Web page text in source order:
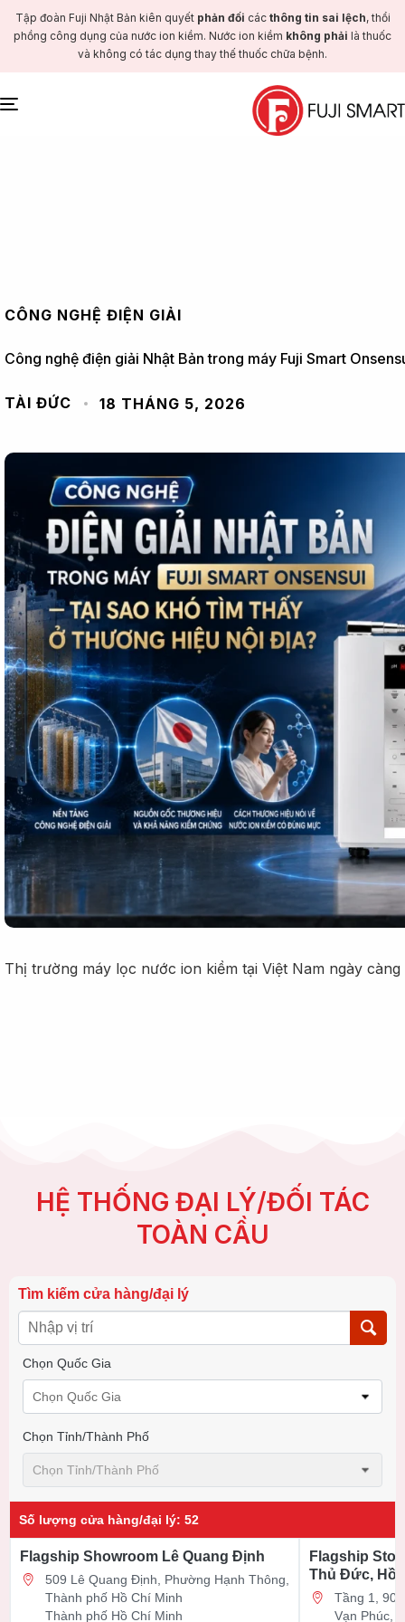
Tập đoàn Fuji Nhật Bản kiên quyết phản đối các thông tin sai lệch, thổi
phồng công dụng của nước ion kiềm. Nước ion kiềm không phải là thuốc
và không có tác dụng thay thế thuốc chữa bệnh.
Toggle
CÔNG NGHỆ ĐIỆN GIẢI
Công nghệ điện giải Nhật Bản trong máy Fuji Smart
TÀI ĐỨC 18 THÁNG 5, 2026
Thị trường máy lọc nước ion kiềm tại Việt Nam ngày
HỆ THỐNG ĐẠI LÝ/ĐỐI TÁC
TOÀN CẦU
Tìm kiếm cửa hàng/đại lý
Chọn Quốc Gia
Chọn Quốc Gia
Chọn Tỉnh/thành Phố
Chọn Tỉnh/thành Phố
Số lượng cửa hàng/đại lý: 52
Flagship Showroom Lê Quang Định
509 Lê Quang Định, Phường Hạnh Thông,
Thành phố Hồ Chí Minh
Thành phố Hồ Chí Minh
Flagship
Thủ Đức, Hồ
Tầng 1, 90
Vạn Phúc,